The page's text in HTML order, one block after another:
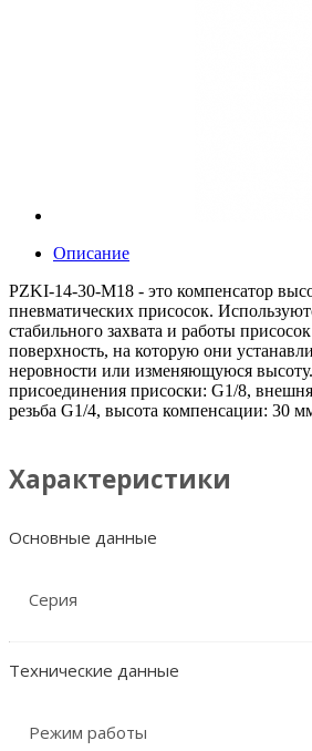
Описание
PZKI-14-30-M18 - это компенсатор
пневматических присосок.
стабильного захвата и работы
поверхность, на которую они
неровности или изменяющуюся высоту.
присоединения присоски: G1/8,
резьба G1/4, высота компенсации: 30
Характеристики
Основные данные
Серия
Технические данные
Режим работы